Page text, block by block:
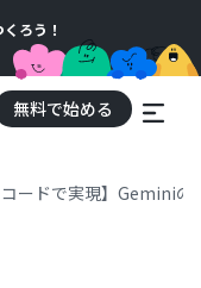
ろう！
無料で始める
コードで実現】Gemini